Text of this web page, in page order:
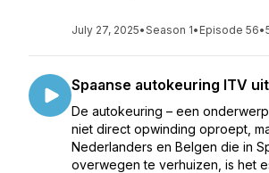
July 27, 2025•Season 1• Episode 56•
Spaanse autokeuring ITV
De autokeuring – een
niet direct opwinding oproept,
Nederlanders en Belgen die in
overwegen te verhuizen, is het